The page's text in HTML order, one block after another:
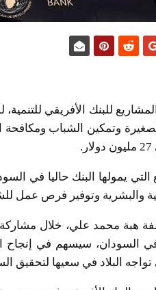
وتمكين الشباب
والبشرية وتوفير فرص عمل
هبة محمد علي، خلال
السودان، سيسهم في إنجاح
تواجه البلاد في سعيها لتحقيق